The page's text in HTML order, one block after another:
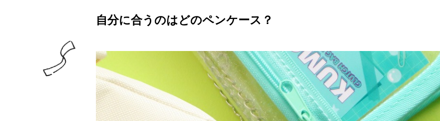
自分に合うのはどのペンケース？